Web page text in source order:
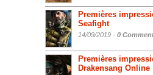
Premières
Seafight
14/09/2019 - 0
Premières
Drakensang Online